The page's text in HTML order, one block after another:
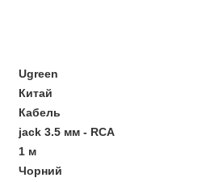
Ugreen
Китай
Кабель
jack 3.5 мм - RCA
1 м
Чорний